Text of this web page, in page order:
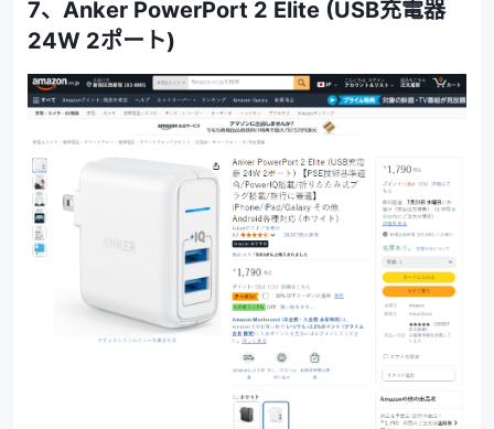
7、 Anker PowerPort 2 Elite (USB充電器
24W 2ポート)